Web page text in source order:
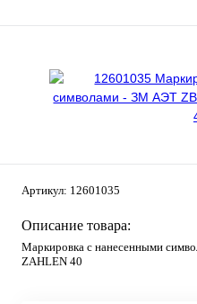
Артикул: 12601035
Описание товара:
Маркировка с нанесенными
ZAHLEN 40